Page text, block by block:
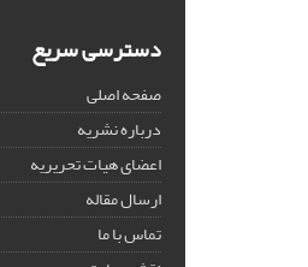
دسترسی سریع
صفحه اصلی
درباره نشریه
اعضای هیات تحریریه
ارسال مقاله
تماس با ما